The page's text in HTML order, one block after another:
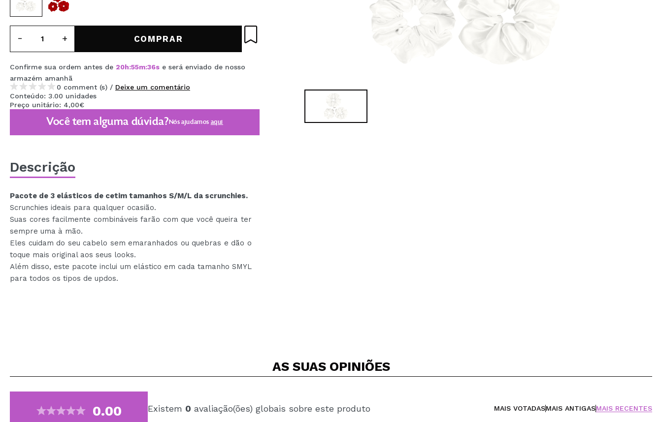
MAQUIFARMA
KOREA ZONE
TRAVEL SIZE
NATURE
DESCONTOS
OUTLET
EM BREVE
BLOG
CRIAR CONTA
COMPRAR
Confirme sua ordem antes de 20h:55m:36s e será enviado de nosso
armazém amanhã
0 comment (s) / Deixe um comentário
Conteúdo: 3.00 unidades
Preço unitário: 4,00€
Você tem alguma dúvida?Nós ajudamos aqui
Descrição
Pacote de 3 elásticos de cetim tamanhos S/M/L da scrunchies.
Scrunchies ideais para qualquer ocasião.
Suas cores facilmente combináveis farão com que você queira ter
sempre uma à mão.
Eles cuidam do seu cabelo sem emaranhados ou quebras e dão o
toque mais original aos seus looks.
Além disso, este pacote inclui um elástico em cada tamanho SMYL
para todos os tipos de updos.
AS SUAS OPINIÕES
0.00 Existem 0 avaliação(ões) globais sobre este produto MAIS VOTADASMAIS ANTIGASMAIS RECENTES